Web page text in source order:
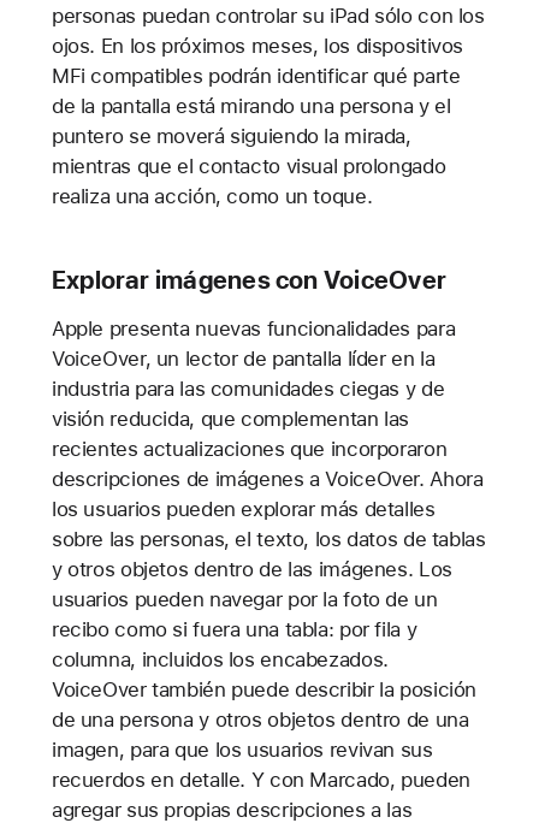
personas puedan controlar su iPad sólo con los
ojos. En los próximos meses, los dispositivos
MFi compatibles podrán identificar qué parte
de la pantalla está mirando una persona y el
puntero se moverá siguiendo la mirada,
mientras que el contacto visual prolongado
realiza una acción, como un toque.
Explorar imágenes con VoiceOver
Apple presenta nuevas funcionalidades para
VoiceOver, un lector de pantalla líder en la
industria para las comunidades ciegas y de
visión reducida, que complementan las
recientes actualizaciones que incorporaron
descripciones de imágenes a VoiceOver. Ahora
los usuarios pueden explorar más detalles
sobre las personas, el texto, los datos de tablas
y otros objetos dentro de las imágenes. Los
usuarios pueden navegar por la foto de un
recibo como si fuera una tabla: por fila y
columna, incluidos los encabezados.
VoiceOver también puede describir la posición
de una persona y otros objetos dentro de una
imagen, para que los usuarios revivan sus
recuerdos en detalle. Y con Marcado, pueden
agregar sus propias descripciones a las